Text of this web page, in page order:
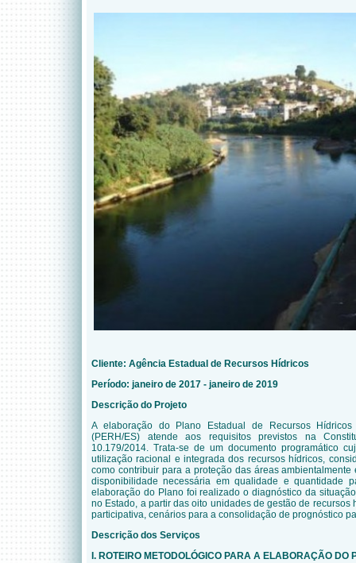
Cliente: Agência Estadual de Recursos Hídricos
Período: janeiro de 2017 - janeiro de 2019
Descrição do Projeto
A elaboração do
Plano Estadual de Recursos
(PERH/ES) atende aos requisitos previstos na
10.179/2014. Trata-se de um documento programático
utilização racional e integrada dos recursos hídricos,
como contribuir para a proteção das áreas
disponibilidade necessária em qualidade e quantidade
elaboração do Plano foi realizado o diagnóstico da
no Estado, a partir das oito unidades de gestão de recursos
participativa, cenários para a consolidação de prognóstico
Descrição dos Serviços
I. ROTEIRO METODOLÓGICO PARA A ELABORAÇÃO DO